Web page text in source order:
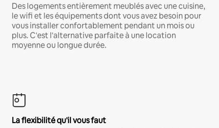
Des logements entièrement meublés avec une cuisine,
le wifi et les équipements dont vous avez besoin pour
vous installer confortablement pendant un mois ou
plus. C'est l'alternative parfaite à une location
moyenne ou longue durée.
La flexibilité qu'il vous faut